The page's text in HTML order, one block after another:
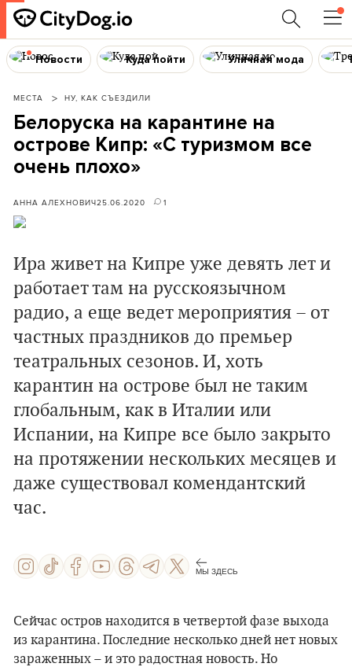
Новости Куда пойти Уличная мода
МЕСТА НУ, КАК СЪЕЗДИЛИ
Белоруска на карантине на
острове Кипр: «С туризмом все
очень плохо»
АННА АЛЕХНОВИЧ25.06.2020 1
Ира живет на Кипре уже девять лет и
работает там на русскоязычном
радио, а еще ведет мероприятия – от
частных праздников до премьер
театральных сезонов. И, хоть
карантин на острове был не таким
глобальным, как в Италии или
Испании, на Кипре все было закрыто
на протяжении нескольких месяцев и
даже существовал комендантский
час.
МЫ ЗДЕСЬ
Сейчас остров находится в четвертой фазе выхода
из карантина. Последние несколько дней нет новых
зараженных – и это радостная новость. Но